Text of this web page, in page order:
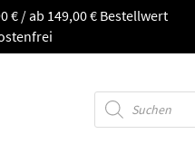
€ / ab 149,00 € Bestellwert
Products
search